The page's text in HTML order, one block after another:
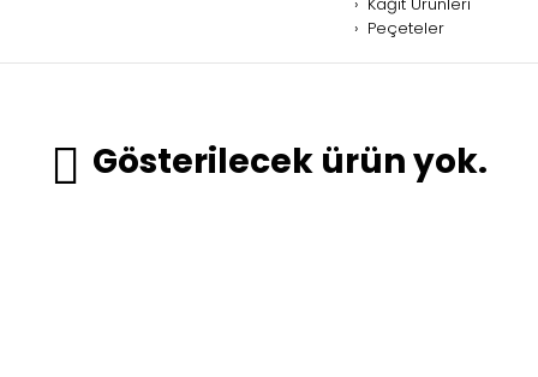
Peçeteler
Gösterilecek ürün yok.